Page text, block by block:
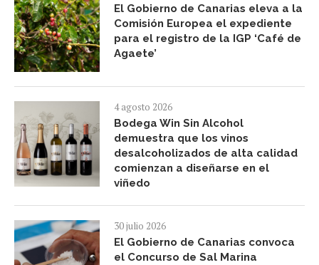
El Gobierno de Canarias eleva a la
Comisión Europea el expediente
para el registro de la IGP ‘Café de
Agaete’
4 agosto 2026
Bodega Win Sin Alcohol
demuestra que los vinos
desalcoholizados de alta calidad
comienzan a diseñarse en el
viñedo
30 julio 2026
El Gobierno de Canarias convoca
el Concurso de Sal Marina